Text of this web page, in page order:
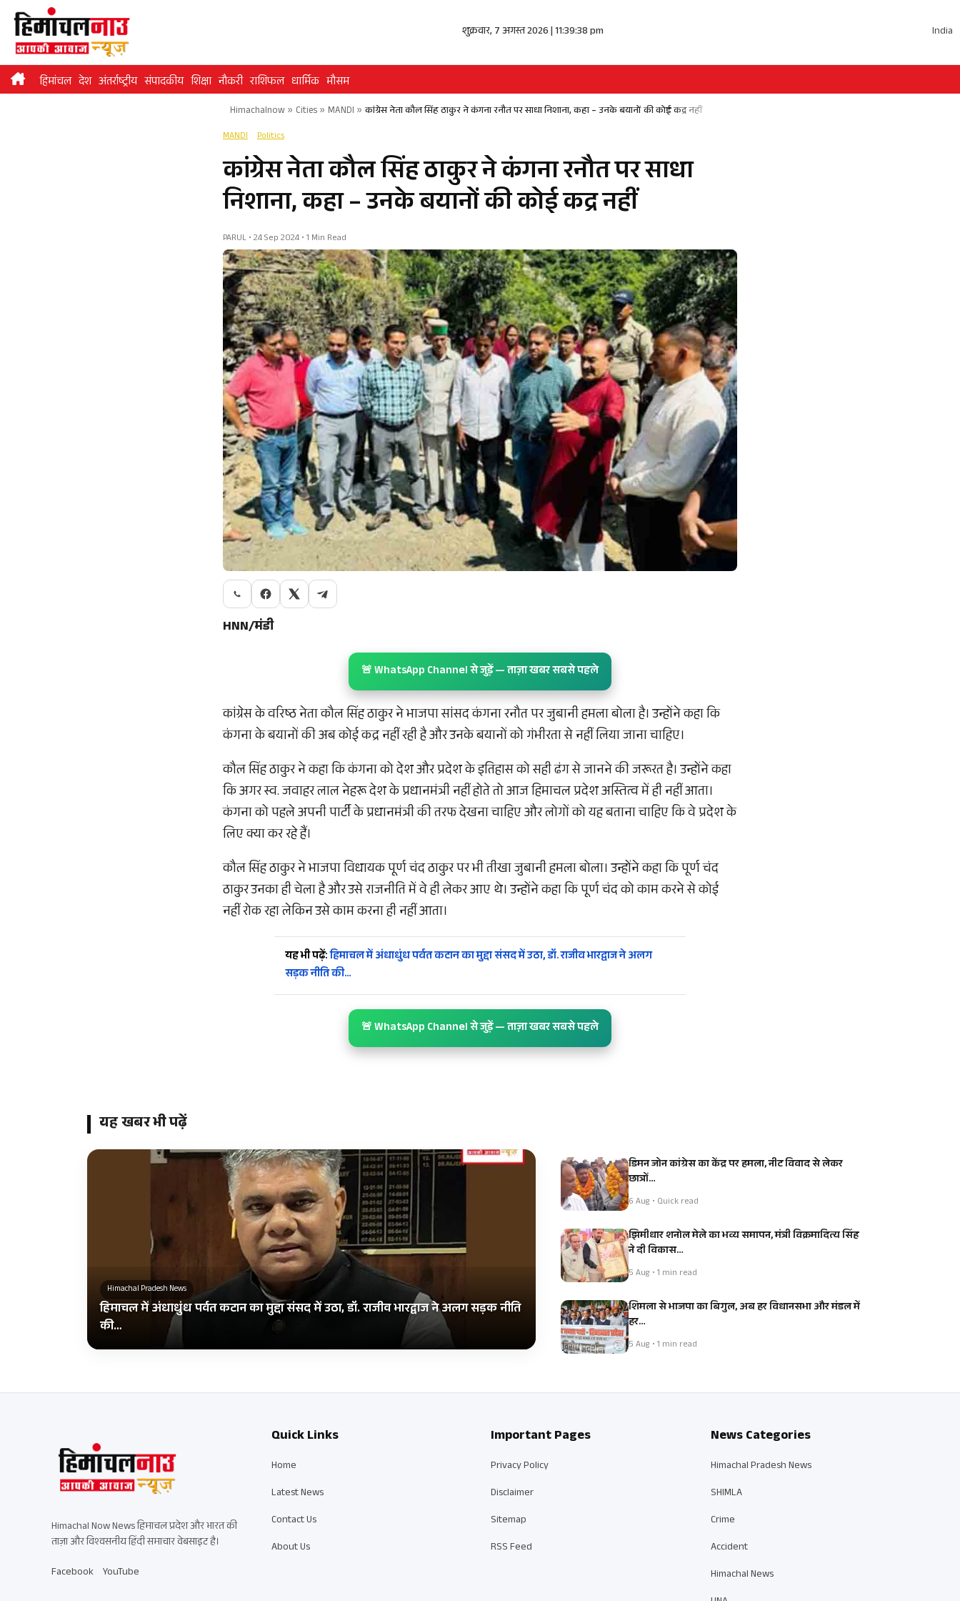
Skip
content
शुक्रवार, 7 अगस्त 2026 | 11:39:38 pm India
हिमांचल देश अंतर्राष्ट्रीय संपादकीय शिक्षा नौकरी राशिफल धार्मिक मौसम
Himachalnow» Cities» MANDI » कांग्रेस नेता कौल सिंह ठाकुर ने कंगना रनौत पर साधा निशाना, कहा – उनके बयानों की कोई कद्र नहीं
MANDI Politics
कांग्रेस नेता कौल सिंह ठाकुर ने कंगना रनौत पर साधा
निशाना, कहा – उनके बयानों की कोई कद्र नहीं
PARUL • 24 Sep 2024 • 1 Min Read
HNN/मंडी
🚨 WhatsApp Channel से जुड़ें — ताज़ा खबर सबसे पहले
कांग्रेस के वरिष्ठ नेता कौल सिंह ठाकुर ने भाजपा सांसद कंगना रनौत पर जुबानी हमला बोला है। उन्होंने कहा कि
कंगना के बयानों की अब कोई कद्र नहीं रही है और उनके बयानों को गंभीरता से नहीं लिया जाना चाहिए।
कौल सिंह ठाकुर ने कहा कि कंगना को देश और प्रदेश के इतिहास को सही ढंग से जानने की जरूरत है। उन्होंने कहा
कि अगर स्व. जवाहर लाल नेहरू देश के प्रधानमंत्री नहीं होते तो आज हिमाचल प्रदेश अस्तित्व में ही नहीं आता।
कंगना को पहले अपनी पार्टी के प्रधानमंत्री की तरफ देखना चाहिए और लोगों को यह बताना चाहिए कि वे प्रदेश के
लिए क्या कर रहे हैं।
कौल सिंह ठाकुर ने भाजपा विधायक पूर्ण चंद ठाकुर पर भी तीखा जुबानी हमला बोला। उन्होंने कहा कि पूर्ण चंद
ठाकुर उनका ही चेला है और उसे राजनीति में वे ही लेकर आए थे। उन्होंने कहा कि पूर्ण चंद को काम करने से कोई
नहीं रोक रहा लेकिन उसे काम करना ही नहीं आता।
यह भी पढ़ें:हिमाचल में अंधाधुंध पर्वत कटान का मुद्दा संसद में उठा, डॉ. राजीव भारद्वाज ने अलग
सड़क नीति की…
🚨 WhatsApp Channel से जुड़ें — ताज़ा खबर सबसे पहले
यह खबर भी पढ़ें
Himachal Pradesh News
हिमाचल में अंधाधुंध पर्वत कटान का मुद्दा संसद में उठा, डॉ. राजीव भारद्वाज ने अलग सड़क नीति
की…
डिमन जोन कांग्रेस का केंद्र पर हमला, नीट विवाद से लेकर
छात्रों…
6 Aug • Quick read
झिमीधार शनोल मेले का भव्य समापन, मंत्री विक्रमादित्य सिंह
ने दी विकास…
5 Aug • 1 min read
शिमला से भाजपा का बिगुल, अब हर विधानसभा और मंडल में
हर…
5 Aug • 1 min read
Himachal Now News हिमाचल प्रदेश और भारत की
ताज़ा और विश्वसनीय हिंदी समाचार वेबसाइट है।
Facebook YouTube
Quick Links
Home
Latest News
Contact Us
About Us
Important Pages
Privacy Policy
Disclaimer
Sitemap
RSS Feed
News Categories
Himachal Pradesh News
SHIMLA
Crime
Accident
Himachal News